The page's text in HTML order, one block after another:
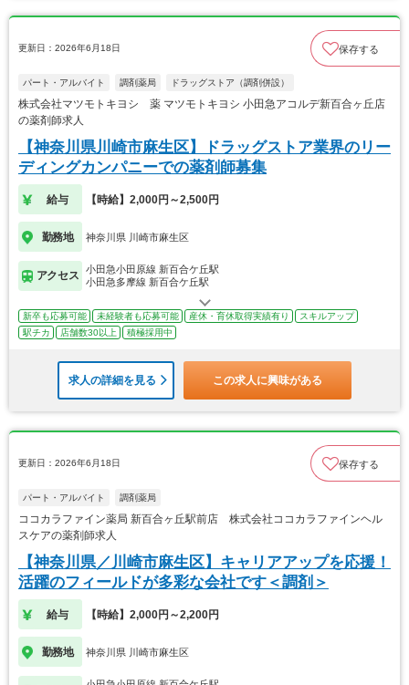
更新日：2026年6月18日 保存する
パート・アルバイト 調剤薬局 ドラッグストア（調剤併設）
株式会社マツモトキヨシ 薬 マツモトキヨシ 小田急アコルデ新百合ヶ丘店
の薬剤師求人
【神奈川県川崎市麻生区】ドラッグストア業界のリー
ディングカンパニーでの薬剤師募集
給与 【時給】2,000円～2,500円
勤務地 神奈川県 川崎市麻生区
アクセス
小田急小田原線 新百合ケ丘駅
小田急多摩線 新百合ケ丘駅
新卒も応募可能 未経験者も応募可能 産休・育休取得実績有り
スキルアップ
駅チカ
店舗数30以上 積極採用中
求人の詳細を見る この求人に興味がある
更新日：2026年6月18日 保存する
パート・アルバイト 調剤薬局
ココカラファイン薬局 新百合ヶ丘駅前店 株式会社ココカラファインヘル
スケアの薬剤師求人
【神奈川県／川崎市麻生区】キャリアアップを応援！
活躍のフィールドが多彩な会社です＜調剤＞
給与 【時給】2,000円～2,200円
勤務地 神奈川県 川崎市麻生区